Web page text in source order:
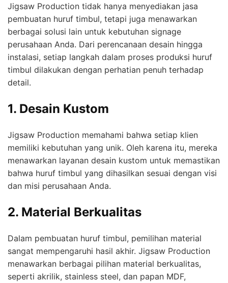
Jigsaw Production tidak hanya menyediakan jasa
pembuatan huruf timbul, tetapi juga menawarkan
berbagai solusi lain untuk kebutuhan signage
perusahaan Anda. Dari perencanaan desain hingga
instalasi, setiap langkah dalam proses produksi huruf
timbul dilakukan dengan perhatian penuh terhadap
detail.
1. Desain Kustom
Jigsaw Production memahami bahwa setiap klien
memiliki kebutuhan yang unik. Oleh karena itu, mereka
menawarkan layanan desain kustom untuk memastikan
bahwa huruf timbul yang dihasilkan sesuai dengan visi
dan misi perusahaan Anda.
2. Material Berkualitas
Dalam pembuatan huruf timbul, pemilihan material
sangat mempengaruhi hasil akhir. Jigsaw Production
menawarkan berbagai pilihan material berkualitas,
seperti akrilik, stainless steel, dan papan MDF,